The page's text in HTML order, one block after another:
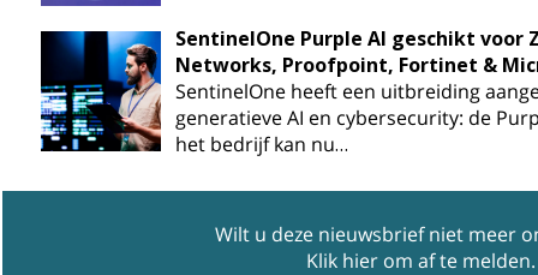
SentinelOne Purple AI geschikt voor
Networks, Proofpoint, Fortinet &
SentinelOne heeft een uitbreiding
generatieve AI en cybersecurity: de
het bedrijf kan nu…
Wilt u deze nieuwsbrief niet meer
Klik hier om af te melden.